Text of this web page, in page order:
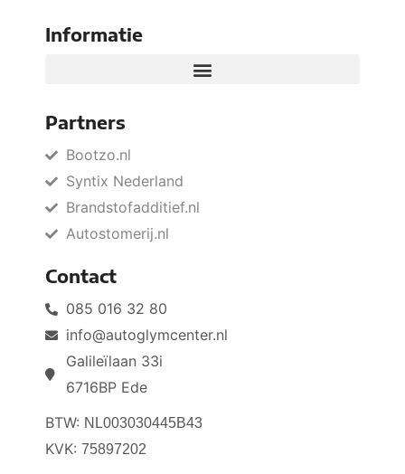
Informatie
Partners
Bootzo.nl
Syntix Nederland
Brandstofadditief.nl
Autostomerij.nl
Contact
085 016 32 80
info@autoglymcenter.nl
Galileïlaan 33i
6716BP Ede
BTW: NL003030445B43
KVK: 75897202